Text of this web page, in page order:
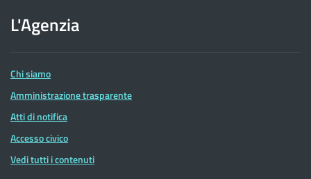
dell'Agenzia
delle
Entrate
L'Agenzia
Chi siamo
Amministrazione trasparente
Atti di notifica
Accesso civico
Vedi tutti i contenuti